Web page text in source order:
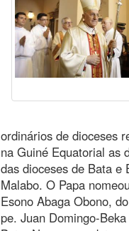
ordinários de dioceses
na Guiné Equatorial as
das dioceses de Bata e
Malabo. O Papa
Esono Abaga Obono,
pe. Juan Domingo-